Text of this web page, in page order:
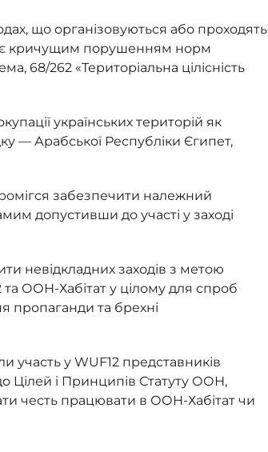
що організовуються або проходять
є кричущим порушенням норм
68/262 «Територіальна цілісність
українських територій як
— Арабської Республіки Єгипет,
забезпечити належний
допустивши до участі у заході
невідкладних заходів з метою
ООН-Хабітат у цілому для спроб
пропаганди та брехні
участь у WUF12 представників
Цілей і Принципів Статуту ООН,
честь працювати в ООН-Хабітат чи